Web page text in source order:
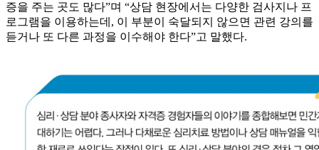
증을 주는 곳도 많다”며 “상담 현장에서는 다양한 검사지나 프
로그램을 이용하는데, 이 부분이 숙달되지 않으면 관련 강의를
듣거나 또 다른 과정을 이수해야 한다”고 말했다.